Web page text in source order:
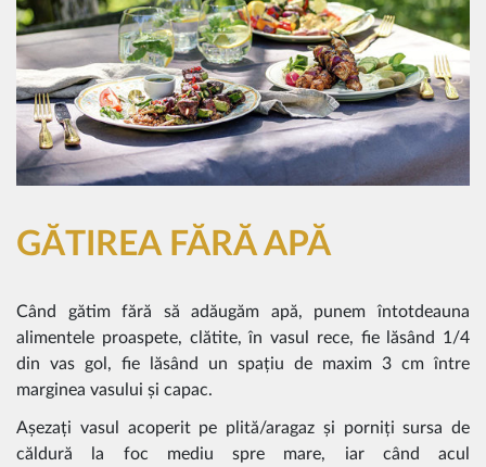
GĂTIREA FĂRĂ APĂ
Când gătim fără să adăugăm apă, punem întotdeauna
alimentele proaspete, clătite, în vasul rece, fie lăsând 1/4
din vas gol, fie lăsând un spațiu de maxim 3 cm între
marginea vasului și capac.
Așezați vasul acoperit pe plită/aragaz și porniți sursa de
căldură la foc mediu spre mare, iar când acul